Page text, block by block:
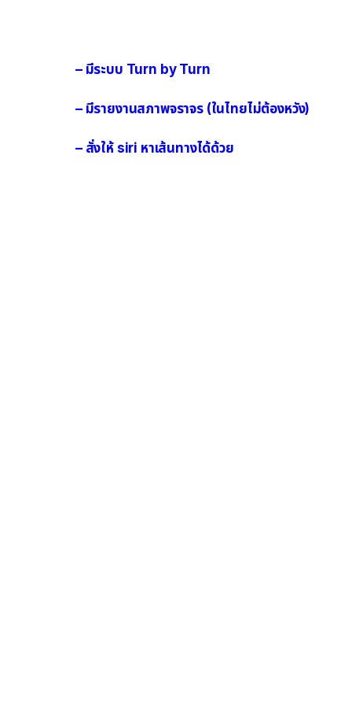
– มีระบบ Turn by Turn
– มีรายงานสภาพจราจร (ในไทยไม่ต้องหวัง)
– สั่งให้ siri หาเส้นทางได้ด้วย